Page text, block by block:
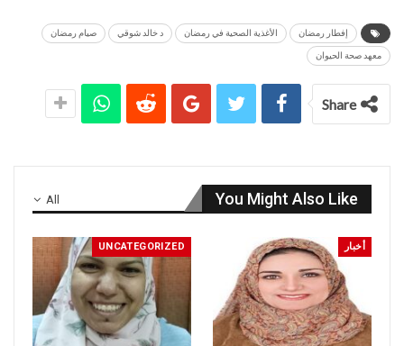
إفطار رمضان الأغذية الصحية في رمضان د خالد شوقي صيام رمضان
معهد صحة الحيوان
Share
All You Might Also Like
أخبار UNCATEGORIZED